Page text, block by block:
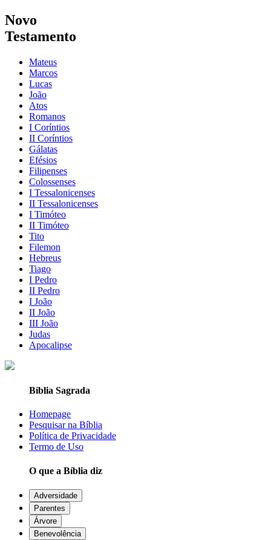
Novo
Testamento
Mateus
Marcos
Lucas
João
Atos
Romanos
I Coríntios
II Coríntios
Gálatas
Efésios
Filipenses
Colossenses
I Tessalonicenses
II Tessalonicenses
I Timóteo
II Timóteo
Tito
Filemon
Hebreus
Tiago
I Pedro
II Pedro
I João
II João
III João
Judas
Apocalipse
Bíblia Sagrada
Homepage
Pesquisar na Bíblia
Política de Privacidade
Termo de Uso
O que a Bíblia diz
Adversidade
Parentes
Árvore
Benevolência